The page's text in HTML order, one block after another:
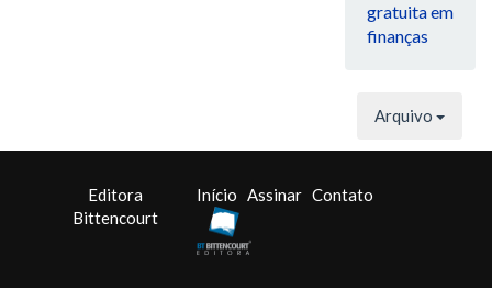
gratuita em
finanças
Arquivo
Editora
Bittencourt
Início Assinar Contato